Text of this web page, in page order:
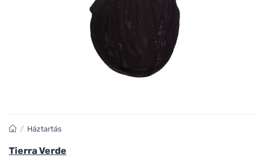
/ Háztartás
Tierra Verde